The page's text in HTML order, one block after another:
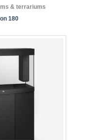
& terrariums
180